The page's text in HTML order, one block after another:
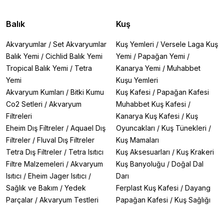
Balık
Akvaryumlar / Set Akvaryumlar
Balık Yemi / Cichlid Balık Yemi
Tropical Balık Yemi / Tetra
Yemi
Akvaryum Kumları / Bitki Kumu
Co2 Setleri / Akvaryum
Filtreleri
Eheim Dış Filtreler / Aquael Dış
Filtreler / Fluval Dış Filtreler
Tetra Dış Filtreler / Tetra Isıtıcı
Filtre Malzemeleri / Akvaryum
Isıtıcı / Eheim Jager Isıtıcı /
Sağlık ve Bakım / Yedek
Parçalar / Akvaryum Testleri
Kuş
Kuş Yemleri / Versele Laga Kuş
Yemi / Papağan Yemi /
Kanarya Yemi / Muhabbet
Kuşu Yemleri
Kuş Kafesi / Papağan Kafesi
Muhabbet Kuş Kafesi /
Kanarya Kuş Kafesi / Kuş
Oyuncakları / Kuş Tünekleri /
Kuş Mamaları
Kuş Aksesuarları / Kuş Krakeri
Kuş Banyoluğu / Doğal Dal
Darı
Ferplast Kuş Kafesi / Dayang
Papağan Kafesi / Kuş Sağlığı